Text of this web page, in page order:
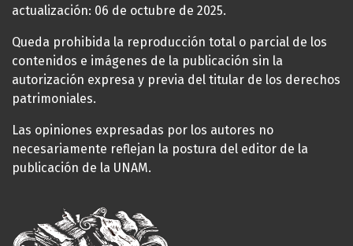
actualización: 06 de octubre de 2025.
Queda prohibida la reproducción total o parcial de los
contenidos e imágenes de la publicación sin la
autorización expresa y previa del titular de los derechos
patrimoniales.
Las opiniones expresadas por los autores no
necesariamente reflejan la postura del editor de la
publicación de la UNAM.